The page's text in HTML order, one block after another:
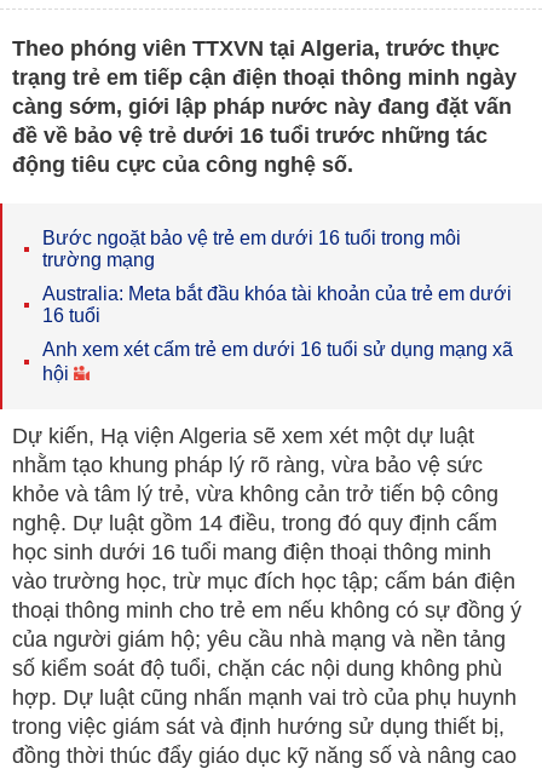
Theo phóng viên TTXVN tại Algeria, trước thực
trạng trẻ em tiếp cận điện thoại thông minh ngày
càng sớm, giới lập pháp nước này đang đặt vấn
đề về bảo vệ trẻ dưới 16 tuổi trước những tác
động tiêu cực của công nghệ số.
Bước ngoặt bảo vệ trẻ em dưới 16 tuổi trong môi
trường mạng
Australia: Meta bắt đầu khóa tài khoản của trẻ em dưới
16 tuổi
Anh xem xét cấm trẻ em dưới 16 tuổi sử dụng mạng xã
hội
Dự kiến, Hạ viện Algeria sẽ xem xét một dự luật
nhằm tạo khung pháp lý rõ ràng, vừa bảo vệ sức
khỏe và tâm lý trẻ, vừa không cản trở tiến bộ công
nghệ. Dự luật gồm 14 điều, trong đó quy định cấm
học sinh dưới 16 tuổi mang điện thoại thông minh
vào trường học, trừ mục đích học tập; cấm bán điện
thoại thông minh cho trẻ em nếu không có sự đồng ý
của người giám hộ; yêu cầu nhà mạng và nền tảng
số kiểm soát độ tuổi, chặn các nội dung không phù
hợp. Dự luật cũng nhấn mạnh vai trò của phụ huynh
trong việc giám sát và định hướng sử dụng thiết bị,
đồng thời thúc đẩy giáo dục kỹ năng số và nâng cao